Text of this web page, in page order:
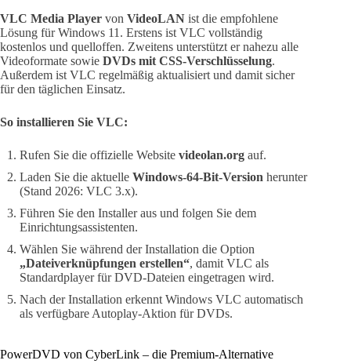
VLC Media Player von VideoLAN ist die empfohlene
Lösung für Windows 11. Erstens ist VLC vollständig
kostenlos und quelloffen. Zweitens unterstützt er nahezu alle
Videoformate sowie DVDs mit CSS-Verschlüsselung.
Außerdem ist VLC regelmäßig aktualisiert und damit sicher
für den täglichen Einsatz.
So installieren Sie VLC:
Rufen Sie die offizielle Website videolan.org auf.
Laden Sie die aktuelle Windows-64-Bit-Version herunter
(Stand 2026: VLC 3.x).
Führen Sie den Installer aus und folgen Sie dem
Einrichtungsassistenten.
Wählen Sie während der Installation die Option
„Dateiverknüpfungen erstellen“, damit VLC als
Standardplayer für DVD-Dateien eingetragen wird.
Nach der Installation erkennt Windows VLC automatisch
als verfügbare Autoplay-Aktion für DVDs.
PowerDVD von CyberLink – die Premium-Alternative